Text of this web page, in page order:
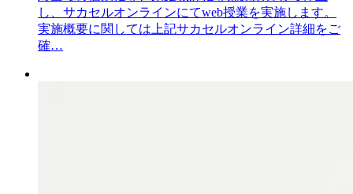
し、サカセルオンラインにてweb授業を実施します。
実施概要に関しては上記サカセルオンライン詳細をご
確…